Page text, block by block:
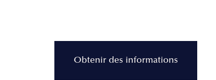
Obtenir des informations